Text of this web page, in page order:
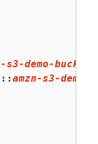
s3-demo-bucket
amzn-s3-demo-